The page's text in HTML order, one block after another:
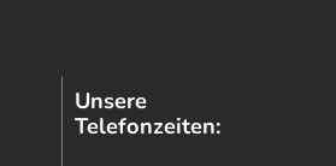
Unsere
Telefonzeiten: